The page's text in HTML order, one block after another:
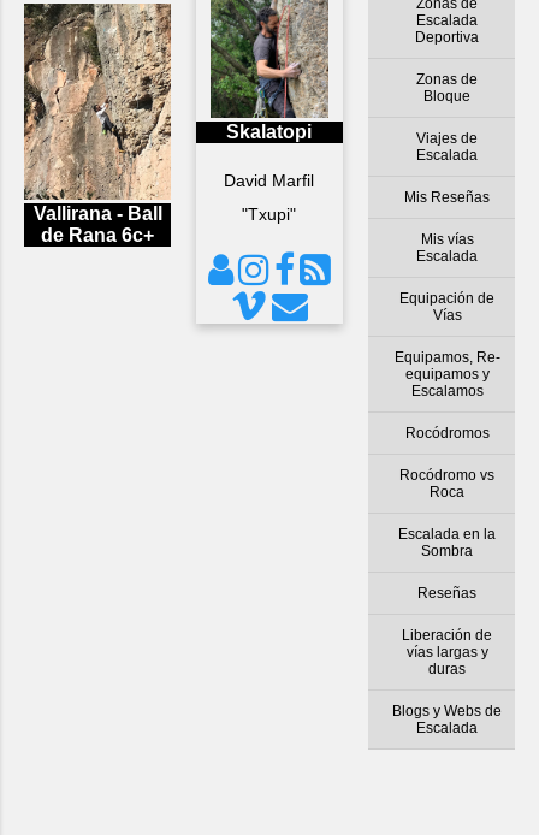
Escalada
Deportiva
Zonas de
Bloque
Viajes de
Escalada
Mis Reseñas
Mis vías
Escalada
Equipación de
Vías
Equipamos, Re-
equipamos y
Escalamos
Rocódromos
Rocódromo vs
Roca
Escalada en la
Sombra
Reseñas
Liberación de
vías largas y
duras
Blogs y Webs de
Escalada
Vallirana - Ball
de Rana 6c+
Skalatopi
David Marfil
"Txupi"